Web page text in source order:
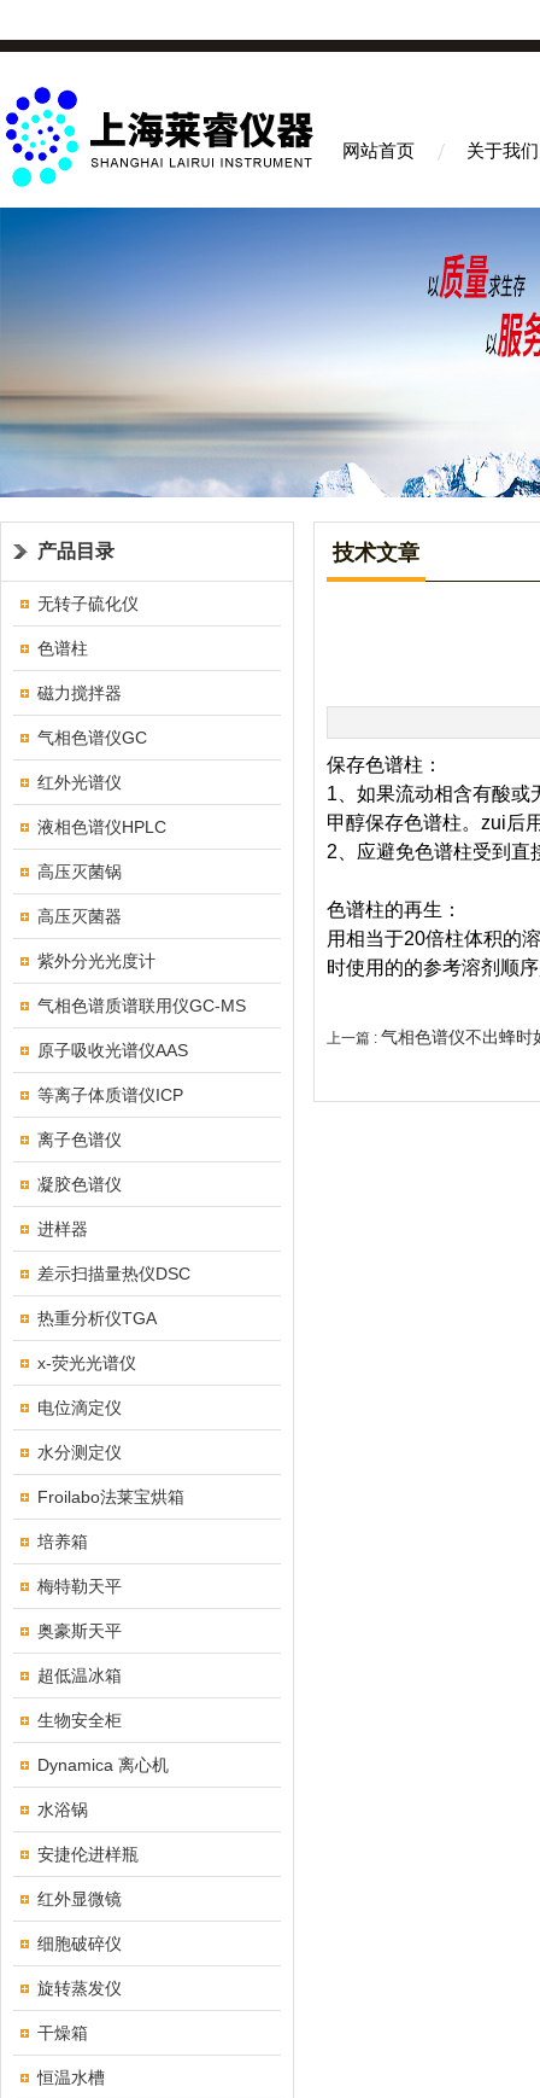
网站首页 关于我们
产品目录
无转子硫化仪
色谱柱
磁力搅拌器
气相色谱仪GC
红外光谱仪
液相色谱仪HPLC
高压灭菌锅
高压灭菌器
紫外分光光度计
气相色谱质谱联用仪GC-MS
原子吸收光谱仪AAS
等离子体质谱仪ICP
离子色谱仪
凝胶色谱仪
进样器
差示扫描量热仪DSC
热重分析仪TGA
x-荧光光谱仪
电位滴定仪
水分测定仪
Froilabo法莱宝烘箱
培养箱
梅特勒天平
奥豪斯天平
超低温冰箱
生物安全柜
Dynamica 离心机
水浴锅
安捷伦进样瓶
红外显微镜
细胞破碎仪
旋转蒸发仪
干燥箱
恒温水槽
技术文章
保存色谱柱：
1、如果流动相含有酸或
甲醇保存色谱柱。zui
2、应避免色谱柱受到直
色谱柱的再生：
用相当于20倍柱体积的
时使用的的参考溶剂顺
上一篇 : 气相色谱仪不出蜂时